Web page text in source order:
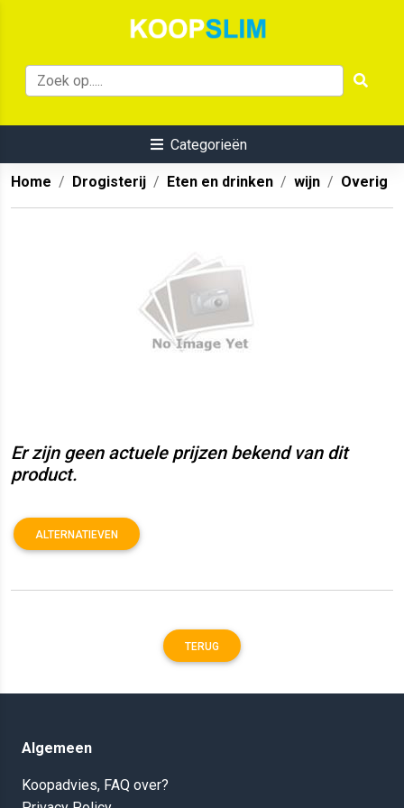
Categorieën
Home Drogisterij Eten en drinken wijn Overig
Er zijn geen actuele prijzen bekend van dit
product.
ALTERNATIEVEN
TERUG
Algemeen
Koopadvies, FAQ over?